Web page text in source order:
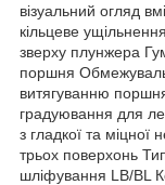
візуальний огляд
кільцеве
зверху плунжера
поршня
витягуванню
градуювання для
з гладкої та міцної
трьох поверхонь
шліфування LB/BL